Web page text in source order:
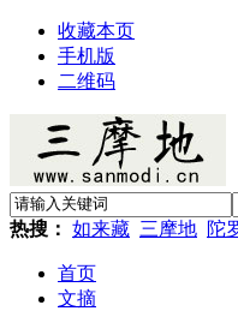
收藏本页
手机版
二维码
热搜： 如来藏 三摩地 陀
首页
文摘